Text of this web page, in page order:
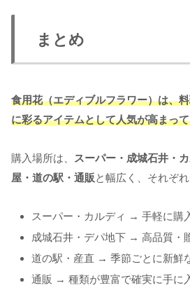
まとめ
食用花（エディブルフラワー）は、
に彩るアイテムとして人気が高まっ
購入場所は、
スーパー・成城石井・
屋・道の駅・通販と幅広く、それぞ
スーパー・カルディ → 手軽に購
成城石井・デパ地下 → 高品質・
道の駅・産直 → 季節ごとに新鮮
通販 → 種類が豊富で確実に手に